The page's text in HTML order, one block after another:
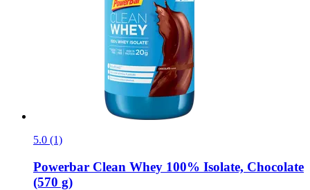
5.0 (1)
Powerbar Clean Whey 100% Isolate, Chocolate
(570 g)